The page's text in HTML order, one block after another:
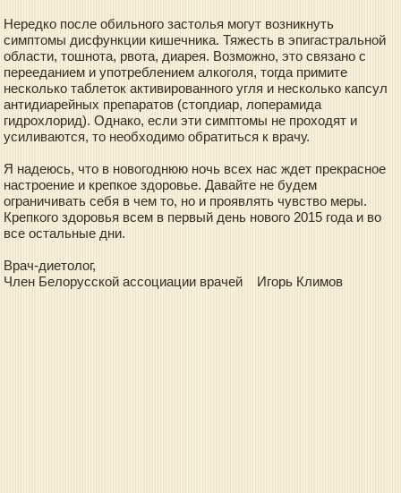
Нередко после обильного застолья могут возникнуть
симптомы дисфункции кишечника. Тяжесть в эпигастральной
области, тошнота, рвота, диарея. Возможно, это связано с
перееданием и употреблением алкоголя, тогда примите
несколько таблеток активированного угля и несколько капсул
антидиарейных препаратов (стопдиар, лоперамида
гидрохлорид). Однако, если эти симптомы не проходят и
усиливаются, то необходимо обратиться к врачу.
Я надеюсь, что в новогоднюю ночь всех нас ждет прекрасное
настроение и крепкое здоровье. Давайте не будем
ограничивать себя в чем то, но и проявлять чувство меры.
Крепкого здоровья всем в первый день нового 2015 года и во
все остальные дни.
Врач-диетолог,
Член Белорусской ассоциации врачей Игорь Климов